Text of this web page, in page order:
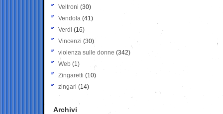
Veltroni (30)
Vendola (41)
Verdi (16)
Vincenzi (30)
violenza sulle donne (342)
Web (1)
Zingaretti (10)
zingari (14)
Archivi